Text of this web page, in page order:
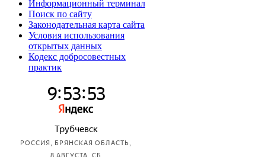
Информационный терминал
Поиск по сайту
Законодательная карта сайта
Условия использования
открытых данных
Кодекс добросовестных
практик